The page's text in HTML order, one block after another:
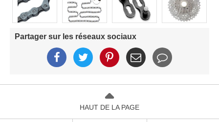
Partager sur les réseaux sociaux
HAUT DE LA PAGE